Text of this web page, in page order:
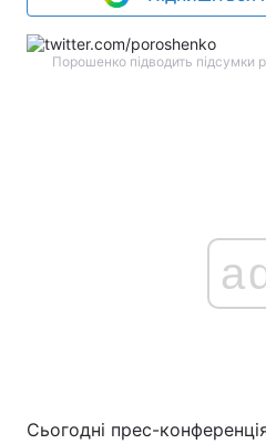
Порошенко підводить підсумки
Сьогодні прес-